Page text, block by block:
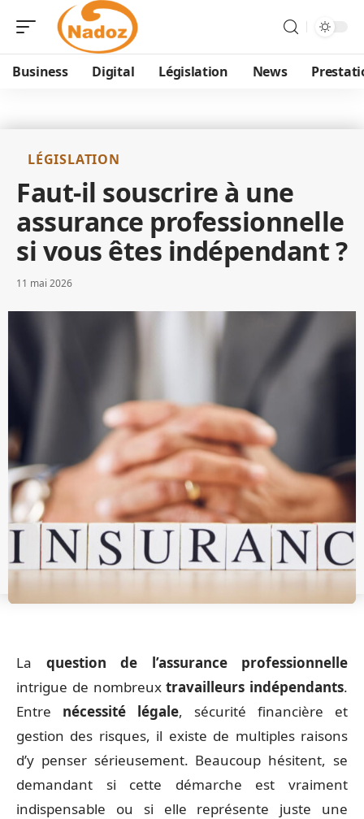
Business Digital Législation News
LÉGISLATION
Faut-il souscrire à une
assurance professionnelle
si vous êtes indépendant ?
11 mai 2026
La question de l’assurance professionnelle
intrigue de nombreuxtravailleurs indépendants.
Entre nécessité légale, sécurité financière et
gestion des risques, il existe de multiples raisons
d’y penser sérieusement. Beaucoup hésitent, se
demandant si cette démarche est vraiment
indispensable ou si elle représente juste une